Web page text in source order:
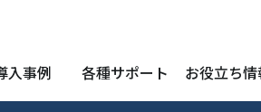
入事例 各種サポート お役立ち